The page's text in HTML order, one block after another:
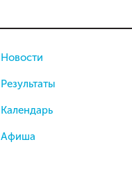
Новости
Результаты
Календарь
Афиша